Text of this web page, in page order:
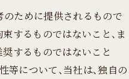
ために提供されるもので
するものではないこと、ま
するものではないこと
について、当社は、独自の